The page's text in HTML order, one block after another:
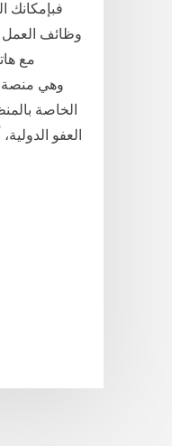
وظائف العمل
مع
الخاصة
العفو